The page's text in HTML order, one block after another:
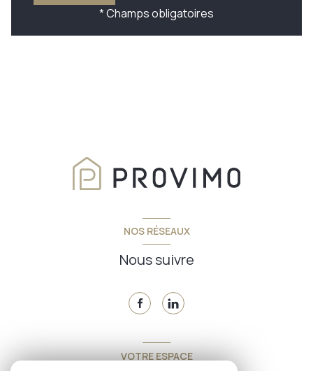
* Champs obligatoires
NOS RÉSEAUX
Nous suivre
VOTRE ESPACE